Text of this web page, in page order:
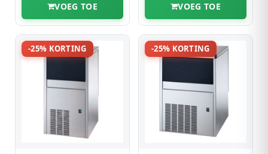
VOEG TOE VOEG TOE
-25% KORTING -25% KORTING